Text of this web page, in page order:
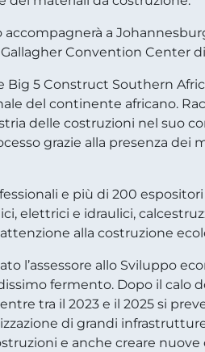
a
Convention Center
5 Construct Southern
del continente africano.
delle costruzioni nel suo
grazie alla presenza dei
e più di 200
elettrici e idraulici,
alla costruzione
l’assessore allo Sviluppo
fermento. Dopo il calo
tra il 2023 e il 2025 si
di grandi
e anche creare